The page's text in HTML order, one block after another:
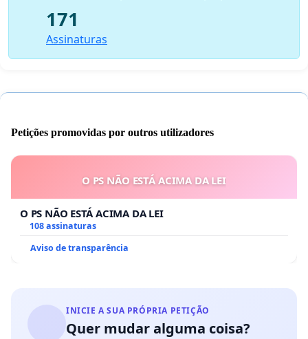
171
Assinaturas
Petições promovidas por outros utilizadores
O PS NÃO ESTÁ ACIMA DA LEI
O PS NÃO ESTÁ ACIMA DA LEI
108 assinaturas
Aviso de transparência
INICIE A SUA PRÓPRIA PETIÇÃO
Quer mudar alguma coisa?